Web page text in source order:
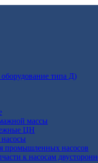
типа Д)
массы
ЦН
промышленных насосов
к насосам